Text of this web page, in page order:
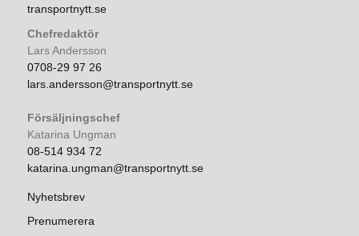
transportnytt.se
Chefredaktör
Lars Andersson
0708-29 97 26
lars.andersson@transportnytt.se
Försäljningschef
Katarina Ungman
08-514 934 72
katarina.ungman@transportnytt.se
Nyhetsbrev
Prenumerera